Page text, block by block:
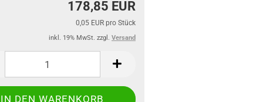
178,85 EUR
0,05 EUR pro Stück
inkl. 19% MwSt. zzgl. Versand